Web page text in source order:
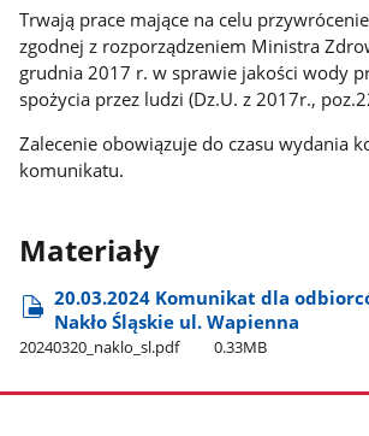
Trwają prace mające na celu
zgodnej z rozporządzeniem Ministra
grudnia 2017 r. w sprawie jakości wody
spożycia przez ludzi (Dz.U. z 2017r.,
Zalecenie obowiązuje do czasu wydania
komunikatu.
Materiały
20.03.2024 Komunikat dla
Nakło Śląskie ul. Wapienna
20240320​_naklo​_sl.pdf 0.33MB